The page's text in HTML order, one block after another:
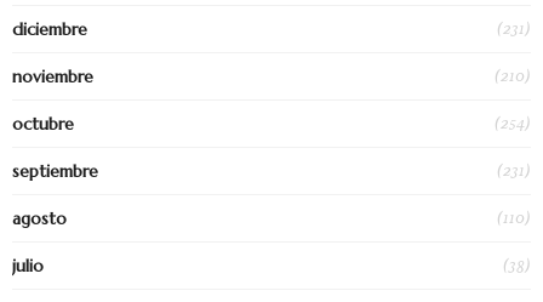
diciembre (231)
noviembre (210)
octubre (254)
septiembre (231)
agosto (110)
julio (38)